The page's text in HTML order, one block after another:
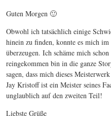
Guten Morgen 🙂
Obwohl ich tatsächlich einige
hinein zu finden, konnte es mich
überzeugen. Ich schäme mich
reingekommen bin in die ganze
sagen, dass mich dieses
Jay Kristoff ist ein Meister seines
unglaublich auf den zweiten Teil!
Liebste Grüße